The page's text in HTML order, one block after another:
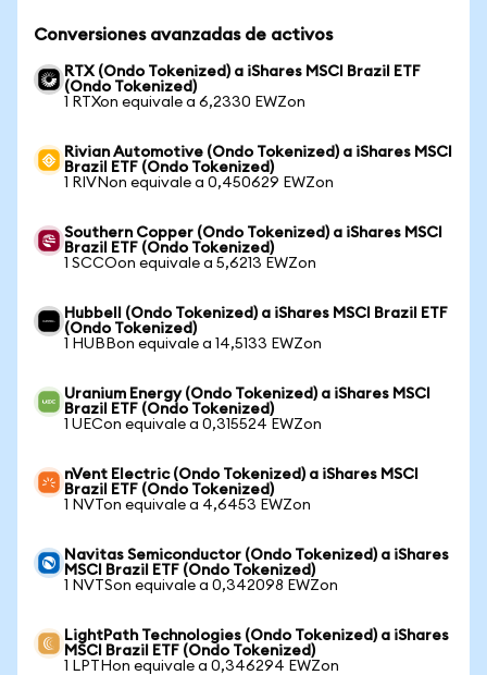
Conversiones avanzadas de activos
RTX (Ondo Tokenized) a iShares MSCI Brazil ETF
(Ondo Tokenized)
1 RTXon equivale a 6,2330 EWZon
Rivian Automotive (Ondo Tokenized) a iShares MSCI
Brazil ETF (Ondo Tokenized)
1 RIVNon equivale a 0,450629 EWZon
Southern Copper (Ondo Tokenized) a iShares MSCI
Brazil ETF (Ondo Tokenized)
1 SCCOon equivale a 5,6213 EWZon
Hubbell (Ondo Tokenized) a iShares MSCI Brazil ETF
(Ondo Tokenized)
1 HUBBon equivale a 14,5133 EWZon
Uranium Energy (Ondo Tokenized) a iShares MSCI
Brazil ETF (Ondo Tokenized)
1 UECon equivale a 0,315524 EWZon
nVent Electric (Ondo Tokenized) a iShares MSCI
Brazil ETF (Ondo Tokenized)
1 NVTon equivale a 4,6453 EWZon
Navitas Semiconductor (Ondo Tokenized) a iShares
MSCI Brazil ETF (Ondo Tokenized)
1 NVTSon equivale a 0,342098 EWZon
LightPath Technologies (Ondo Tokenized) a iShares
MSCI Brazil ETF (Ondo Tokenized)
1 LPTHon equivale a 0,346294 EWZon